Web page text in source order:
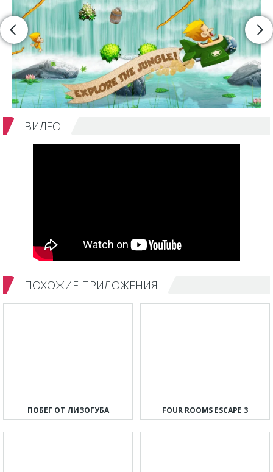
ВИДЕО
ПОХОЖИЕ ПРИЛОЖЕНИЯ
ПОБЕГ ОТ ЛИЗОГУБА FOUR ROOMS ESCAPE 3